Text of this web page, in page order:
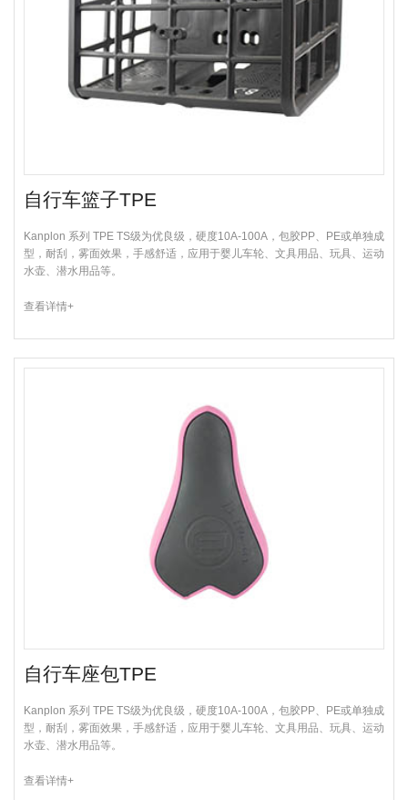
自行车篮子TPE
Kanplon 系列 TPE TS级为优良级，硬度10A-100A，包胶PP、PE或单独成
型，耐刮，雾面效果，手感舒适，应用于婴儿车轮、文具用品、玩具、运动
水壶、潜水用品等。
查看详情+
自行车座包TPE
Kanplon 系列 TPE TS级为优良级，硬度10A-100A，包胶PP、PE或单独成
型，耐刮，雾面效果，手感舒适，应用于婴儿车轮、文具用品、玩具、运动
水壶、潜水用品等。
查看详情+